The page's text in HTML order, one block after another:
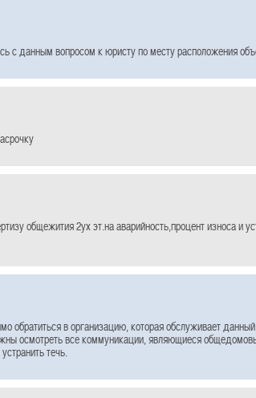
с данным вопросом к юристу по месту расположения
общежития 2ух эт.на аварийность,процент износа и
обратиться в организацию, которая обслуживает
осмотреть все коммуникации, являющиеся
течь.